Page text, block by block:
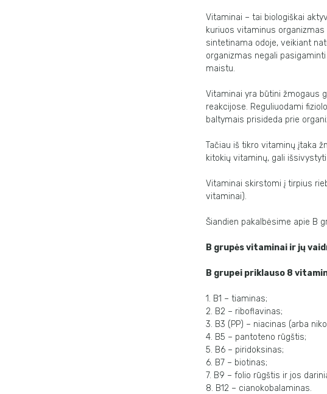
Vitaminai – tai biologiškai
kuriuos vitaminus
sintetinama odoje, veikiant
organizmas negali
maistu.
Vitaminai yra būtini žmogaus
reakcijose. Reguliuodami
baltymais prisideda prie
Tačiau iš tikro vitaminų įtaka
kitokių vitaminų, gali
Vitaminai skirstomi į tirpius
vitaminai).
Šiandien pakalbėsime apie B
B grupės vitaminai ir jų
B grupei priklauso 8
1. B1 – tiaminas;
2. B2 – riboflavinas;
3. B3 (PP) – niacinas (arba
4. B5 – pantoteno rūgštis;
5. B6 – piridoksinas;
6. B7 – biotinas;
7. B9 – folio rūgštis ir jos
8. B12 – cianokobalaminas.